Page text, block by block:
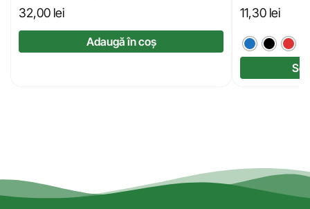
32,00 lei
Adaugă în coș
11,30 lei